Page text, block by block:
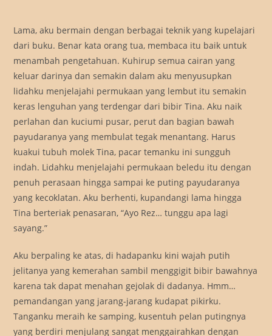
Lama, aku bermain dengan berbagai teknik yang kupelajari
dari buku. Benar kata orang tua, membaca itu baik untuk
menambah pengetahuan. Kuhirup semua cairan yang
keluar darinya dan semakin dalam aku menyusupkan
lidahku menjelajahi permukaan yang lembut itu semakin
keras lenguhan yang terdengar dari bibir Tina. Aku naik
perlahan dan kuciumi pusar, perut dan bagian bawah
payudaranya yang membulat tegak menantang. Harus
kuakui tubuh molek Tina, pacar temanku ini sungguh
indah. Lidahku menjelajahi permukaan beledu itu dengan
penuh perasaan hingga sampai ke puting payudaranya
yang kecoklatan. Aku berhenti, kupandangi lama hingga
Tina berteriak penasaran, “Ayo Rez… tunggu apa lagi
sayang.”
Aku berpaling ke atas, di hadapanku kini wajah putih
jelitanya yang kemerahan sambil menggigit bibir bawahnya
karena tak dapat menahan gejolak di dadanya. Hmm…
pemandangan yang jarang-jarang kudapat pikirku.
Tanganku meraih ke samping, kusentuh pelan putingnya
yang berdiri menjulang sangat menggairahkan dengan